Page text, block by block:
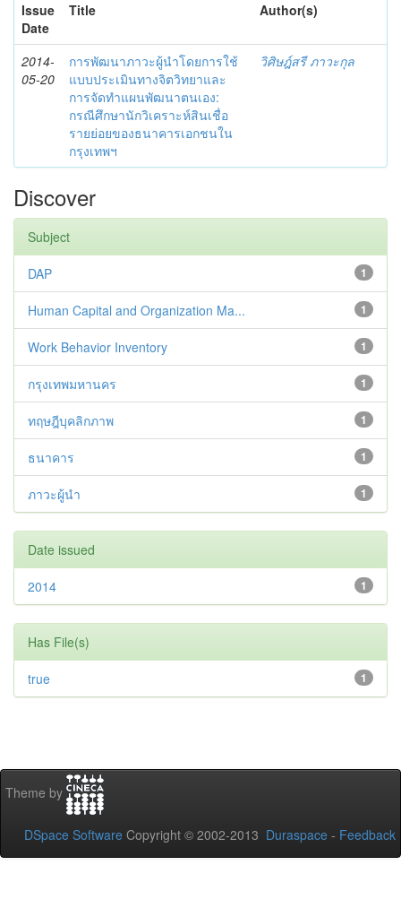
Issue
Date
Title Author(s)
2014-
05-20
การพัฒนาภาวะผู้นำโดยการใช้
แบบประเมินทางจิตวิทยาและ
การจัดทำแผนพัฒนาตนเอง:
กรณีศึกษานักวิเคราะห์สินเชื่อ
รายย่อยของธนาคารเอกชนใน
กรุงเทพฯ
วิศิษฎ์สรี ภาวะกุล
Discover
Subject
1
DAP
1
Human Capital and Organization Ma...
1
Work Behavior Inventory
1
กรุงเทพมหานคร
1
ทฤษฎีบุคลิกภาพ
1
ธนาคาร
1
ภาวะผู้นำ
Date issued
1
2014
Has File(s)
1
true
Theme by
DSpace Software Copyright © 2002-2013 Duraspace - Feedback